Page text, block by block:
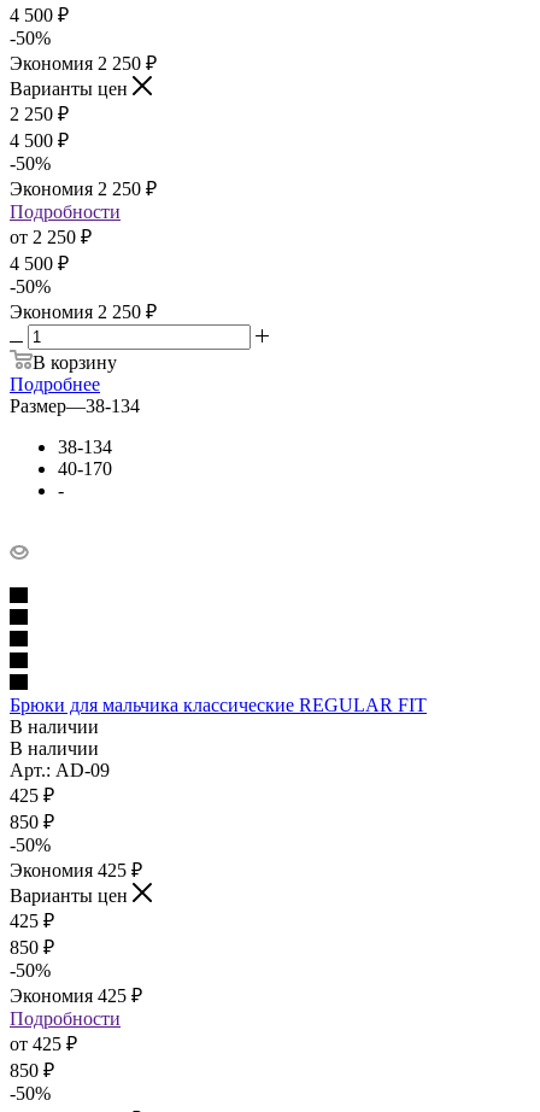
4 500 ₽
-50%
Экономия 2 250 ₽
Варианты цен
2 250 ₽
4 500 ₽
-50%
Экономия 2 250 ₽
Подробности
от 2 250 ₽
4 500 ₽
-50%
Экономия 2 250 ₽
В корзину
Подробнее
Размер—38-134
38-134
40-170
-
Брюки для мальчика классические REGULAR FIT
В наличии
В наличии
Арт.: AD-09
425 ₽
850 ₽
-50%
Экономия 425 ₽
Варианты цен
425 ₽
850 ₽
-50%
Экономия 425 ₽
Подробности
от 425 ₽
850 ₽
-50%